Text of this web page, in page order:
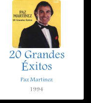
20 Grandes
Éxitos
Paz Martinez
1994